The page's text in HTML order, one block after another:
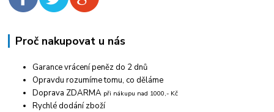
Proč nakupovat u nás
Garance vrácení peněz do 2 dnů
Opravdu rozumíme tomu, co děláme
Doprava ZDARMA při nákupu nad 1000,- Kč
Rychlé dodání zboží